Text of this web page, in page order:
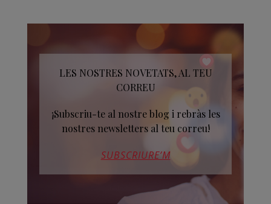
LES NOSTRES NOVETATS, AL TEU
CORREU
¡Subscriu-te al nostre blog i rebràs les
nostres newsletters al teu correu!
SUBSCRIURE’M